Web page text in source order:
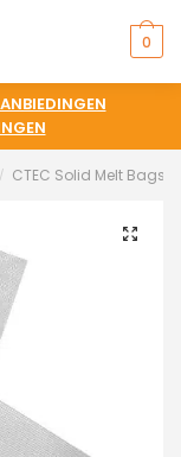
0
/ CTEC Solid Melt Bags
🔍